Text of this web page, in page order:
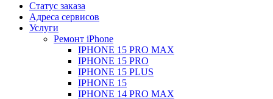
Статус заказа
Адреса сервисов
Услуги
Ремонт iPhone
IPHONE 15 PRO MAX
IPHONE 15 PRO
IPHONE 15 PLUS
IPHONE 15
IPHONE 14 PRO MAX